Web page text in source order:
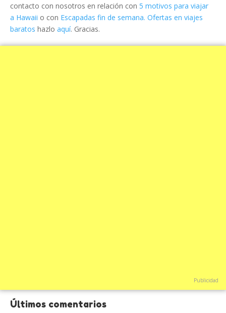
contacto con nosotros en relación con 5 motivos para viajar
a Hawaii o con Escapadas fin de semana. Ofertas en viajes
baratos hazlo aquí. Gracias.
Publicidad
Últimos comentarios